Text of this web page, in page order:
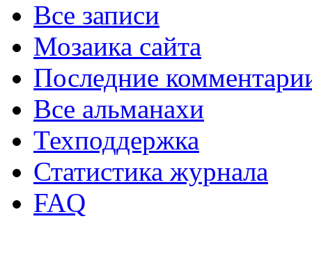
Все записи
Мозаика сайта
Последние
Все альманахи
Техподдержка
Статистика журнала
FAQ